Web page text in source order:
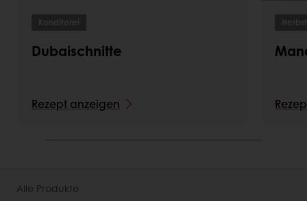
Konditorei
Dubaischnitte
Rezept anzeigen
Herbst
Alle Produkte